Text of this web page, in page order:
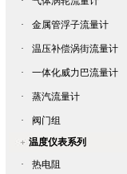
· 金属管浮子流量计
· 温压补偿涡街流量计
· 一体化威力巴流量计
· 蒸汽流量计
·
阀门组
温度仪表系列
·
热电阻